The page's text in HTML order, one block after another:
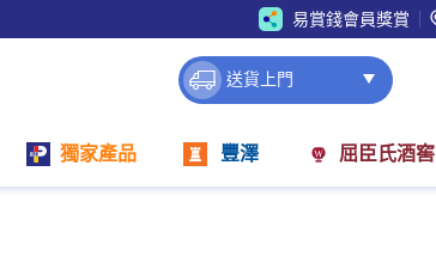
易賞錢會員獎賞
送貨上門
獨家產品 豐澤 屈臣氏酒窖